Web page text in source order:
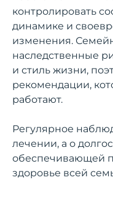
контролировать
динамике и
изменения.
наследственные
и стиль жизни,
рекомендации,
работают.
Регулярное
лечении, а о
обеспечивающей
здоровье всей